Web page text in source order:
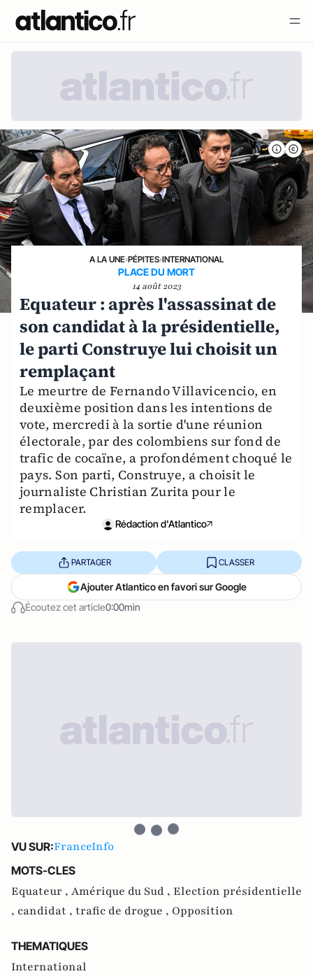
A LA UNE›PÉPITES›INTERNATIONAL
PLACE DU MORT
14 août 2023
Equateur : après l'assassinat de
son candidat à la présidentielle,
le parti Construye lui choisit un
remplaçant
Le meurtre de Fernando Villavicencio, en
deuxième position dans les intentions de
vote, mercredi à la sortie d'une réunion
électorale, par des colombiens sur fond de
trafic de cocaïne, a profondément choqué le
pays. Son parti, Construye, a choisit le
journaliste Christian Zurita pour le
remplacer.
Rédaction d'Atlantico
Écoutez cet article0:00min
PARTAGER CLASSER
Ajouter Atlantico en favori sur Google
VU SUR:FranceInfo
MOTS-CLES
Equateur , Amérique du Sud , Election présidentielle
, candidat , trafic de drogue , Opposition
THEMATIQUES
International